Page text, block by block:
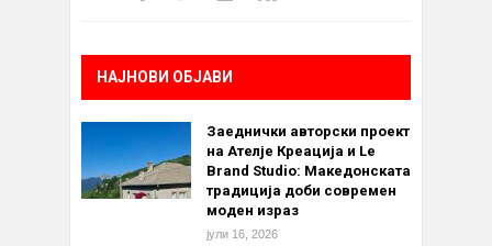
НАЈНОВИ ОБЈАВИ
Заеднички авторски проект
на Ателје Креација и Le
Brand Studio: Македонската
традиција доби современ
моден израз
јули 16, 2026